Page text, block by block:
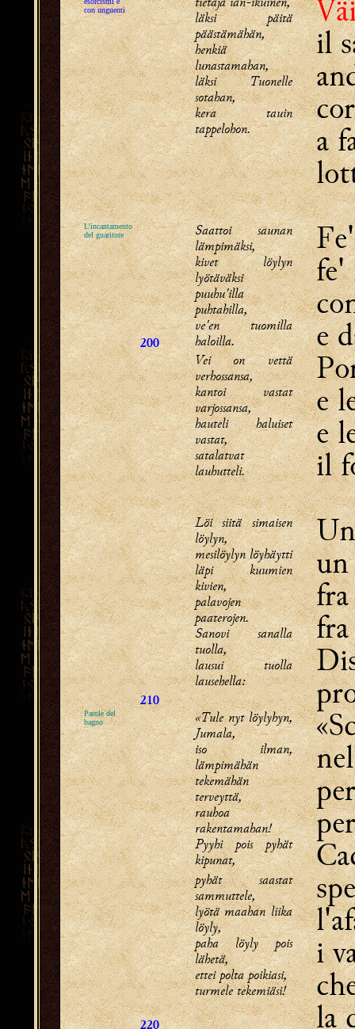
con unguenti
läksi päitä
päästämähän,
henkiä
lunastamahan,
läksi Tuonelle
sotahan,
kera tauin
tappelohon.
il
a
L'incantamento
del guaritore
200
Saattoi saunan
lämpimäksi,
kivet löylyn
lyötäväksi
puuhu'illa
puhtahilla,
ve'en tuomilla
haloilla.
fe'
e
Vei on vettä
verhossansa,
kantoi vastat
varjossansa,
hauteli haluiset
vastat,
satalatvat
lauhutteli.
e
e
il
210
Löi siitä simaisen
löylyn,
mesilöylyn löyhäytti
läpi kuumien
kivien,
palavojen
paaterojen.
Sanovi sanalla
tuolla,
lausui tuolla
lausehella:
Parole del
bagno
«Tule nyt löylyhyn,
Jumala,
iso ilman,
lämpimähän
tekemähän
terveyttä,
rauhoa
rakentamahan!
Pyyhi pois pyhät
kipunat,
220
pyhät saastat
sammuttele,
lyötä maahan liika
löyly,
paha löyly pois
lähetä,
ettei polta poikiasi,
turmele tekemiäsi!
i
la